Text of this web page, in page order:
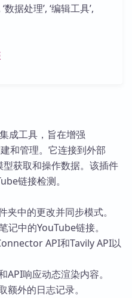
据处理’, ‘编辑工具’,
成工具，旨在增强
和管理。它连接到外部
获取和操作数据。该插件
链接检测。
夹中的更改并同步模式。
记中的YouTube链接。
API和Tavily API以
响应动态渲染内容。
外的日志记录。